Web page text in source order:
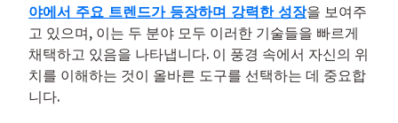
야에서 주요 트렌드가 등장하며 강력한 성장을 보여주
고 있으며, 이는 두 분야 모두 이러한 기술들을 빠르게
채택하고 있음을 나타냅니다. 이 풍경 속에서 자신의 위
치를 이해하는 것이 올바른 도구를 선택하는 데 중요합
니다.